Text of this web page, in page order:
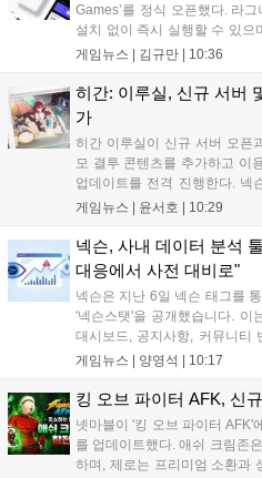
Games’를 정식 오픈했다. 라
설치 없이 즉시 실행할 수 있으
11일부터는 게임 실행 시 할인
있는 환경을 조성해 창작자와
으로 기대된다....
게임뉴스 | 김규만 | 10:36
히간: 이루실, 신규 서버
가
히간 이루실이 신규 서버 오픈
모 결투 콘텐츠를 추가하고 이
업데이트를 전격 진행한다. 넥
게임 히간 이루실에 신규 서버
이번 업데이트를 통해 어둠 속
게임뉴스 | 윤서호 | 10:29
넥슨, 사내 데이터 분석
대응에서 사전 대비로"
넥슨은 지난 6일 넥슨 태그를
'넥슨스탯'을 공개했습니다.
대시보드, 공지사항, 커뮤니티
임라인에 연결해 원인을 빠르
중심의 운영 방식을 사전 대비
게임뉴스 | 양영석 | 10:17
킹 오브 파이터 AFK, 신
넷마블이 '킹 오브 파이터 AFK'
를 업데이트했다. 애쉬 크림존
하며, 제로는 프리미엄 소환과